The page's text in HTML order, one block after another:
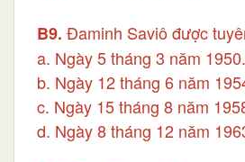
B9. Đaminh Saviô được
a. Ngày 5 tháng 3 năm 1950.
b. Ngày 12 tháng 6 năm
c. Ngày 15 tháng 8 năm
d. Ngày 8 tháng 12 năm